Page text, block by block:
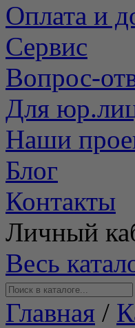
Оплата и
Сервис
Вопрос-
Для
Наши
Блог
Контакты
Личный
Весь
Главная /